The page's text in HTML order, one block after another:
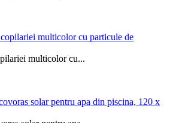
multicolor cu...